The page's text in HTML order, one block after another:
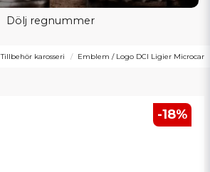
Dölj regnummer
Tillbehör karosseri Emblem / Logo DCI Ligier Microcar
-18%